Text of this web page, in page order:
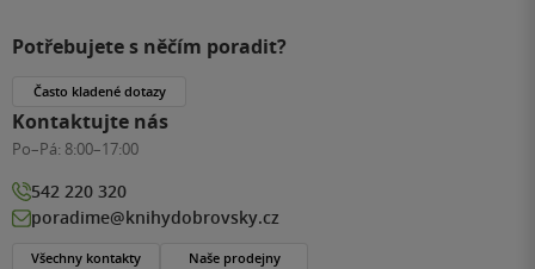
Potřebujete s něčím poradit?
Často kladené dotazy
Kontaktujte nás
Po–Pá: 8:00–17:00
542 220 320
poradime@knihydobrovsky.cz
Všechny kontakty Naše prodejny